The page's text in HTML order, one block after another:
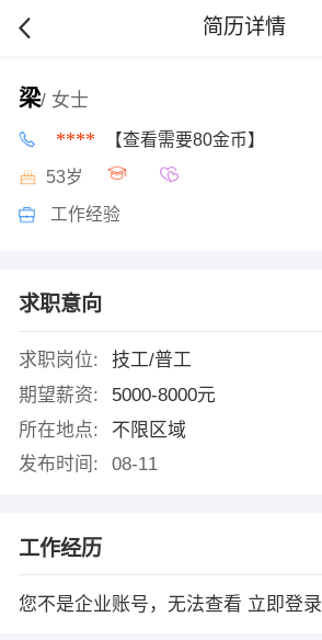
简历详情
梁/ 女士
**** 【查看需要80金币】
53岁
工作经验
求职意向
求职岗位:
技工/普工
期望薪资:
5000-8000元
所在地点:
不限区域
发布时间:
08-11
工作经历
您不是企业账号，无法查看 立即登录